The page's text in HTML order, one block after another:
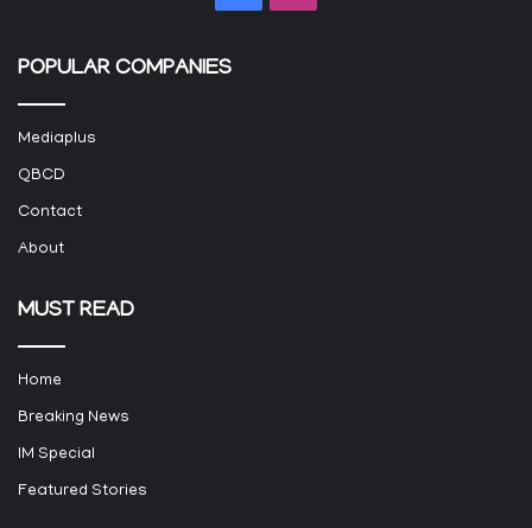
POPULAR COMPANIES
Mediaplus
QBCD
Contact
About
MUST READ
Home
Breaking News
IM Special
Featured Stories